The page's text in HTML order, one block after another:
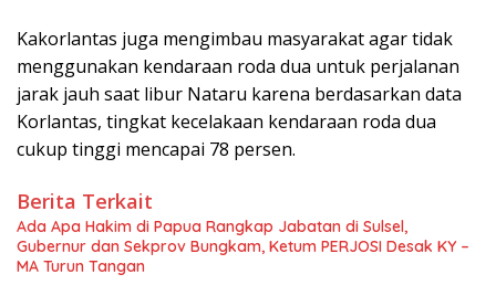
Kakorlantas juga mengimbau masyarakat agar tidak
menggunakan kendaraan roda dua untuk perjalanan
jarak jauh saat libur Nataru karena berdasarkan data
Korlantas, tingkat kecelakaan kendaraan roda dua
cukup tinggi mencapai 78 persen.
Berita Terkait
Ada Apa Hakim di Papua Rangkap Jabatan di Sulsel,
Gubernur dan Sekprov Bungkam, Ketum PERJOSI Desak KY –
MA Turun Tangan